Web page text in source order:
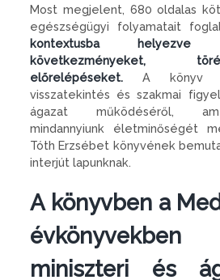
Most megjelent, 680 oldalas
egészségügyi folyamatait
kontextusba
következményeket,
előrelépéseket. A könyv
visszatekintés és szakmai
ágazat működéséről,
mindannyiunk életminőségét
Tóth Erzsébet könyvének
interjút lapunknak.
A könyvben a
évkönyvekben
miniszteri és